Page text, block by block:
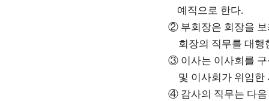
예직으로 한다.
② 부회장은 회장을
회장의 직무를 대행
③ 이사는 이사회를
및 이사회가 위임한
④ 감사의 직무는 다